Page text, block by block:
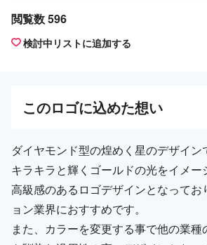
閲覧数 596
検討中リストに追加する
このロゴに込めた想い
ダイヤモンド型の煌めく星のデザイン
キラキラと輝くゴールドの光をイメー
高級感のあるロゴデザインとなってお
ョン業界におすすめです。
また、カラーを変更する事で他の業